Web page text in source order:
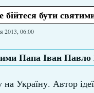
бійтеся бути
2013, 06:00
Україну. Автор